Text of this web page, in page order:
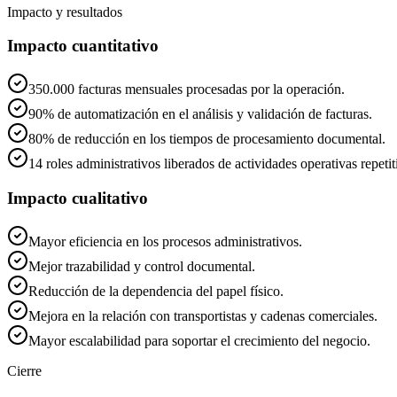
Impacto y resultados
Impacto cuantitativo
350.000 facturas mensuales procesadas por la operación.
90% de automatización en el análisis y validación de facturas.
80% de reducción en los tiempos de procesamiento documental.
14 roles administrativos liberados de actividades operativas
Impacto cualitativo
Mayor eficiencia en los procesos administrativos.
Mejor trazabilidad y control documental.
Reducción de la dependencia del papel físico.
Mejora en la relación con transportistas y cadenas comerciales.
Mayor escalabilidad para soportar el crecimiento del negocio.
Cierre